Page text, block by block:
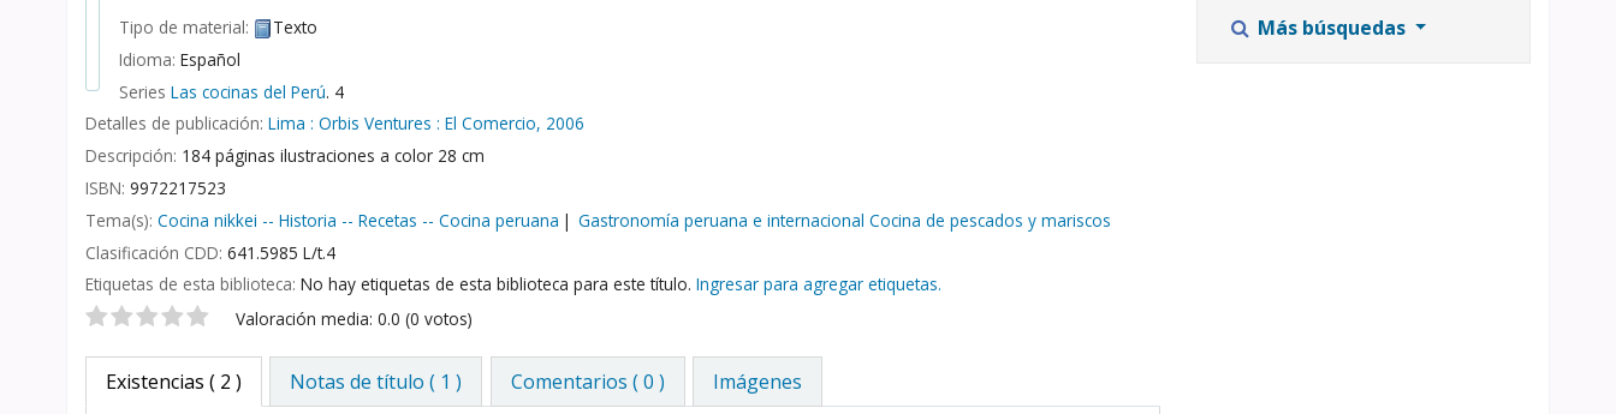
Tipo de material:
Texto
Idioma: Español
Series Las cocinas del Perú. 4
Detalles de publicación: Lima : Orbis Ventures : El Comercio, 2006
Descripción: 184 páginas ilustraciones a color 28 cm
ISBN: 9972217523
Tema(s): Cocina nikkei -- Historia -- Recetas -- Cocina peruana
Gastronomía peruana e internacional Cocina de pescados y mariscos
Clasificación CDD: 641.5985 L/t.4
Etiquetas de esta biblioteca: No hay etiquetas de esta biblioteca para este título. Ingresar para agregar etiquetas.
Valoración Valoración media: 0.0 (0 votos)
Existencias ( 2 ) Notas de título ( 1 ) Comentarios ( 0 ) Imágenes
Más búsquedas